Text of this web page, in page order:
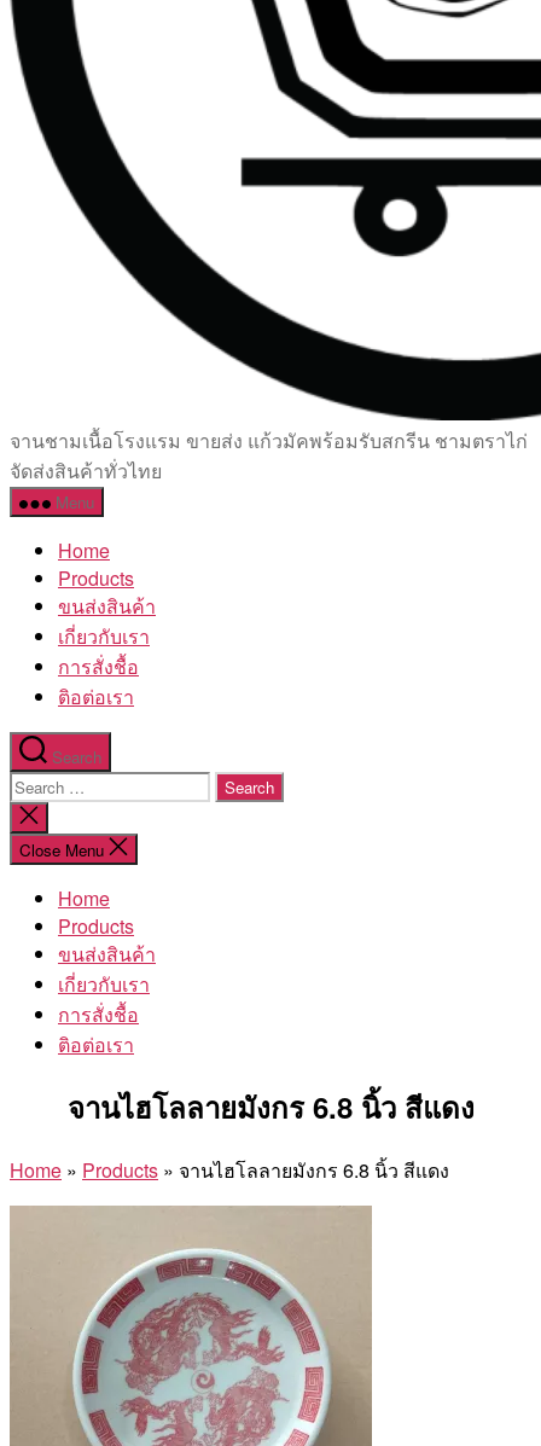
เซรามิค
ครบ
ครัน
โรงงาน
จานชามเนื้อโรงแรม ขายส่ง แก้วมัคพร้อมรับสกรีน ชามตราไก่
จัดส่งสินค้าทั่วไทย
Menu
Home
Products
ขนส่งสินค้า
เกี่ยวกับเรา
การสั่งชื้อ
ติอต่อเรา
Search
Search
for:
Close
search
Close Menu
Home
Products
ขนส่งสินค้า
เกี่ยวกับเรา
การสั่งชื้อ
ติอต่อเรา
จานไฮโลลายมังกร 6.8 นิ้ว สีแดง
Home » Products » จานไฮโลลายมังกร 6.8 นิ้ว สีแดง